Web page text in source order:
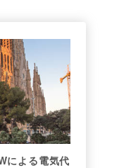
による電気代